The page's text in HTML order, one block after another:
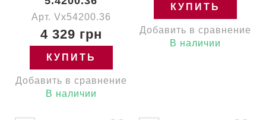
Арт. Vx54200.36
4 329 грн
КУПИТЬ
Добавить в сравнение
В наличии
КУПИТЬ
Добавить в сравнение
В наличии